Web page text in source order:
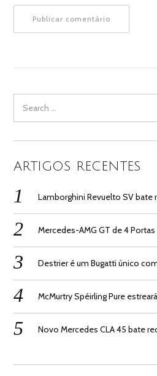
for:
ARTIGOS RECENTES
Lamborghini Revuelto SV
Mercedes-AMG GT de 4
Destrier é um Bugatti único
McMurtry Spéirling Pure
Novo Mercedes CLA 45 bate